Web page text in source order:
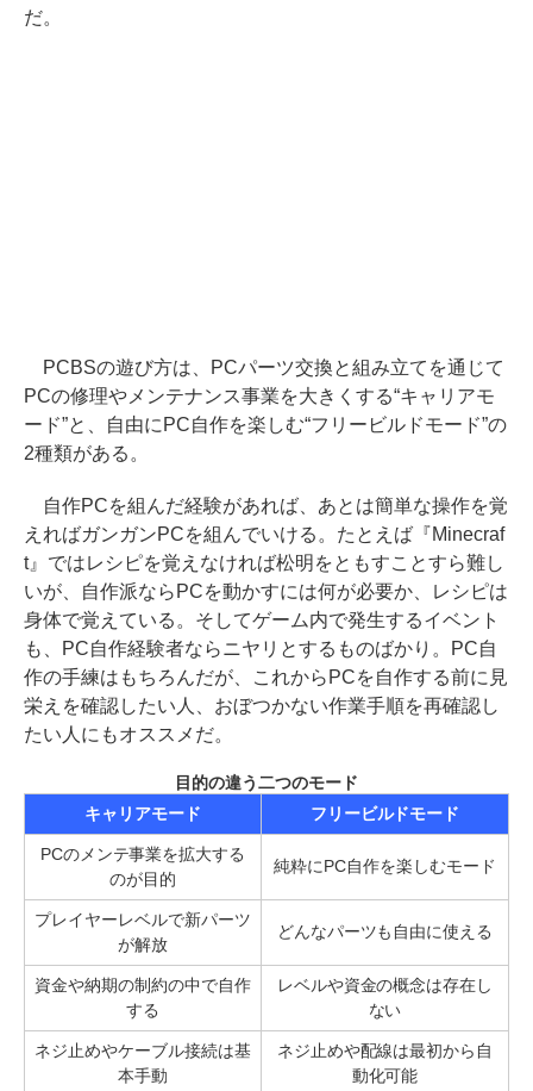
だ。
PCBSの遊び方は、PCパーツ交換と組み立てを通じて
PCの修理やメンテナンス事業を大きくする“キャリアモ
ード”と、自由にPC自作を楽しむ“フリービルドモード”の
2種類がある。
自作PCを組んだ経験があれば、あとは簡単な操作を覚
えればガンガンPCを組んでいける。たとえば『Minecraf
t』ではレシピを覚えなければ松明をともすことすら難し
いが、自作派ならPCを動かすには何が必要か、レシピは
身体で覚えている。そしてゲーム内で発生するイベント
も、PC自作経験者ならニヤリとするものばかり。PC自
作の手練はもちろんだが、これからPCを自作する前に見
栄えを確認したい人、おぼつかない作業手順を再確認し
たい人にもオススメだ。
目的の違う二つのモード
キャリアモード
フリービルドモード
PCのメンテ事業を拡大する
のが目的
純粋にPC自作を楽しむモード
プレイヤーレベルで新パーツ
が解放
どんなパーツも自由に使える
資金や納期の制約の中で自作
する
レベルや資金の概念は存在し
ない
ネジ止めやケーブル接続は基
本手動
ネジ止めや配線は最初から自
動化可能